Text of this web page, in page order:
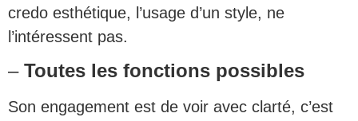
credo esthétique, l’usage d’un style, ne
l’intéressent pas.
– Toutes les fonctions possibles
Son engagement est de voir avec clarté, c’est